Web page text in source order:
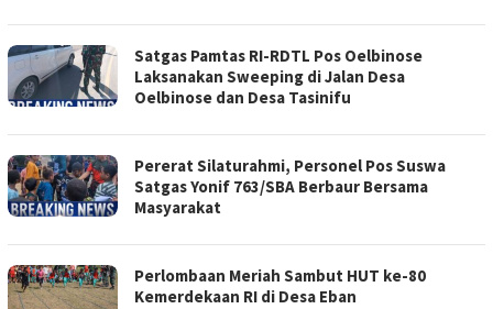
Satgas Pamtas RI-RDTL Pos Oelbinose
Laksanakan Sweeping di Jalan Desa
Oelbinose dan Desa Tasinifu
Pererat Silaturahmi, Personel Pos Suswa
Satgas Yonif 763/SBA Berbaur Bersama
Masyarakat
Perlombaan Meriah Sambut HUT ke-80
Kemerdekaan RI di Desa Eban